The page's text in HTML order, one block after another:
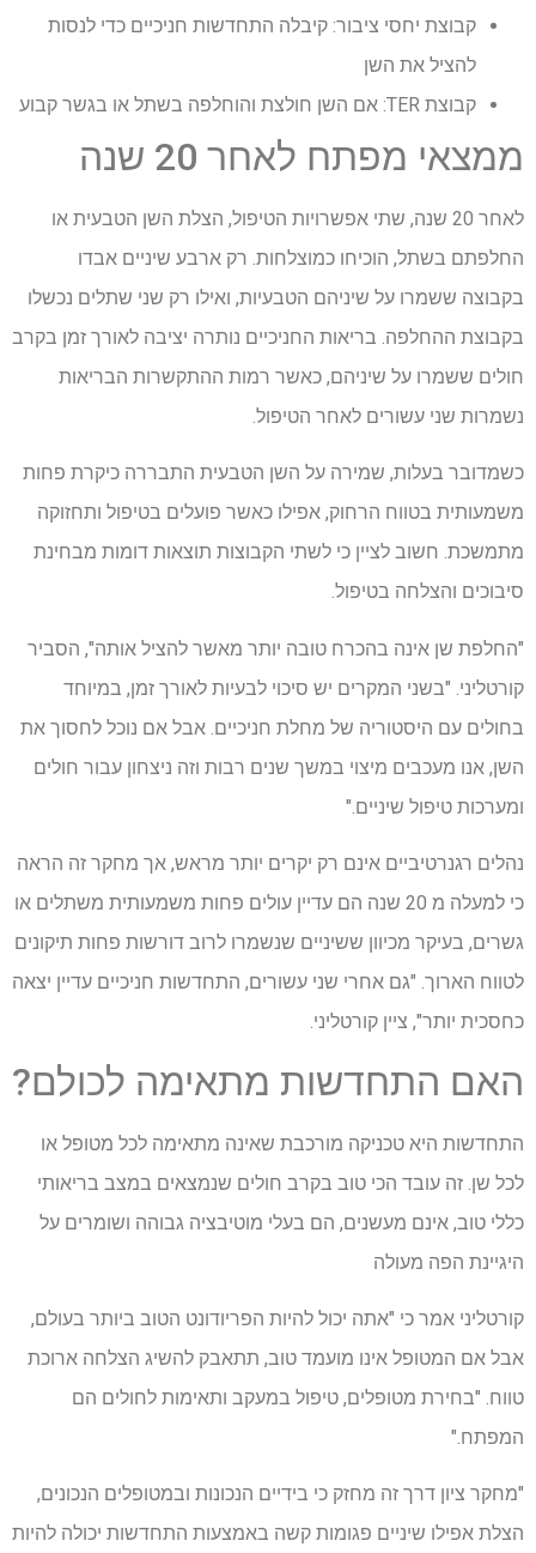
קבוצת יחסי ציבור: קיבלה התחדשות חניכיים כדי לנסות
להציל את השן
קבוצת TER: אם השן חולצת והוחלפה בשתל או בגשר קבוע
ממצאי מפתח לאחר 20 שנה
לאחר 20 שנה, שתי אפשרויות הטיפול, הצלת השן הטבעית או
החלפתם בשתל, הוכיחו כמוצלחות. רק ארבע שיניים אבדו
בקבוצה ששמרו על שיניהם הטבעיות, ואילו רק שני שתלים נכשלו
בקבוצת ההחלפה. בריאות החניכיים נותרה יציבה לאורך זמן בקרב
חולים ששמרו על שיניהם, כאשר רמות ההתקשרות הבריאות
נשמרות שני עשורים לאחר הטיפול.
כשמדובר בעלות, שמירה על השן הטבעית התבררה כיקרת פחות
משמעותית בטווח הרחוק, אפילו כאשר פועלים בטיפול ותחזוקה
מתמשכת. חשוב לציין כי לשתי הקבוצות תוצאות דומות מבחינת
סיבוכים והצלחה בטיפול.
"החלפת שן אינה בהכרח טובה יותר מאשר להציל אותה", הסביר
קורטליני. "בשני המקרים יש סיכוי לבעיות לאורך זמן, במיוחד
בחולים עם היסטוריה של מחלת חניכיים. אבל אם נוכל לחסוך את
השן, אנו מעכבים מיצוי במשך שנים רבות וזה ניצחון עבור חולים
ומערכות טיפול שיניים."
נהלים רגנרטיביים אינם רק יקרים יותר מראש, אך מחקר זה הראה
כי למעלה מ 20 שנה הם עדיין עולים פחות משמעותית משתלים או
גשרים, בעיקר מכיוון ששיניים שנשמרו לרוב דורשות פחות תיקונים
לטווח הארוך. "גם אחרי שני עשורים, התחדשות חניכיים עדיין יצאה
כחסכית יותר", ציין קורטליני.
האם התחדשות מתאימה לכולם?
התחדשות היא טכניקה מורכבת שאינה מתאימה לכל מטופל או
לכל שן. זה עובד הכי טוב בקרב חולים שנמצאים במצב בריאותי
כללי טוב, אינם מעשנים, הם בעלי מוטיבציה גבוהה ושומרים על
היגיינת הפה מעולה
קורטליני אמר כי "אתה יכול להיות הפריודונט הטוב ביותר בעולם,
אבל אם המטופל אינו מועמד טוב, תתאבק להשיג הצלחה ארוכת
טווח. "בחירת מטופלים, טיפול במעקב ותאימות לחולים הם
המפתח."
"מחקר ציון דרך זה מחזק כי בידיים הנכונות ובמטופלים הנכונים,
הצלת אפילו שיניים פגומות קשה באמצעות התחדשות יכולה להיות